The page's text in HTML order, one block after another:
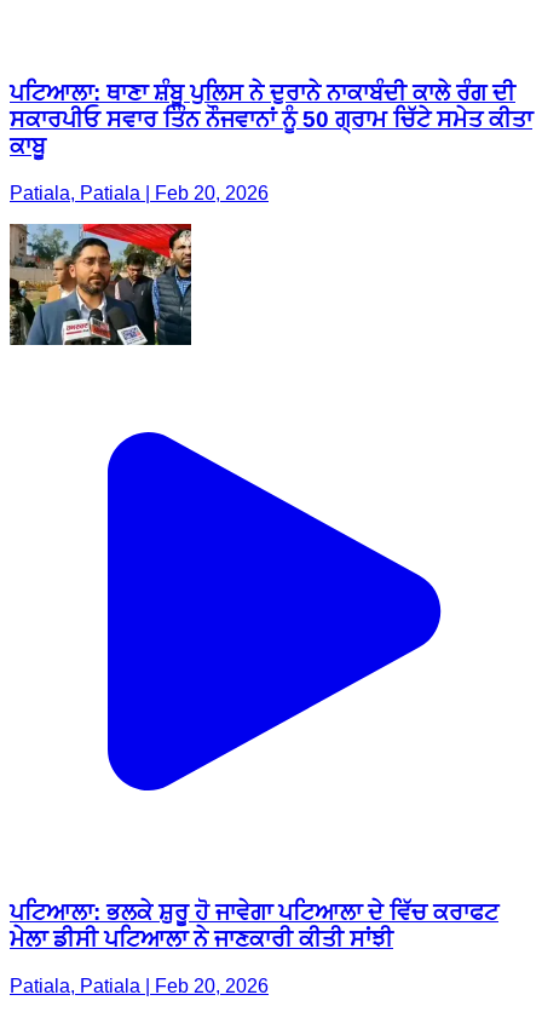
ਪਟਿਆਲਾ: ਥਾਣਾ ਸ਼ੰਬੂ ਪੁਲਿਸ ਨੇ ਦੁਰਾਨੇ ਨਾਕਾਬੰਦੀ ਕਾਲੇ ਰੰਗ ਦੀ
ਸਕਾਰਪੀਓ ਸਵਾਰ ਤਿੰਨ ਨੌਜਵਾਨਾਂ ਨੂੰ 50 ਗ੍ਰਾਮ ਚਿੱਟੇ ਸਮੇਤ ਕੀਤਾ
ਕਾਬੂ
Patiala, Patiala | Feb 20, 2026
ਪਟਿਆਲਾ: ਭਲਕੇ ਸ਼ੁਰੂ ਹੋ ਜਾਵੇਗਾ ਪਟਿਆਲਾ ਦੇ ਵਿੱਚ ਕਰਾਫਟ
ਮੇਲਾ ਡੀਸੀ ਪਟਿਆਲਾ ਨੇ ਜਾਣਕਾਰੀ ਕੀਤੀ ਸਾਂਝੀ
Patiala, Patiala | Feb 20, 2026